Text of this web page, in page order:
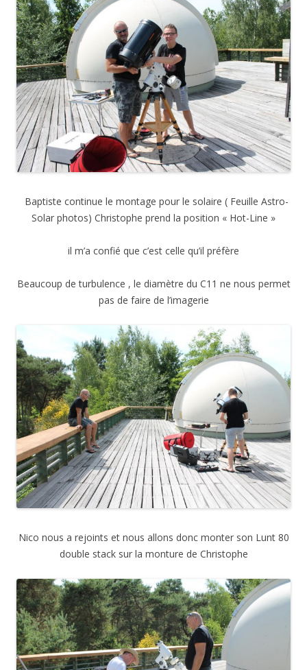
Baptiste continue le montage pour le solaire ( Feuille Astro-
Solar photos) Christophe prend la position « Hot-Line »
il m’a confié que c’est celle qu’il préfère
Beaucoup de turbulence , le diamètre du C11 ne nous permet
pas de faire de l’imagerie
Nico nous a rejoints et nous allons donc monter son Lunt 80
double stack sur la monture de Christophe